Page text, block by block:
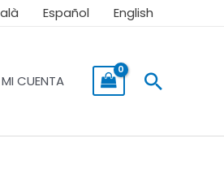
Español English
MI CUENTA Buscar